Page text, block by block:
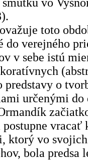
toto
do verejného
v sebe istú
predstavy o
určenými do
postupne
ktorý vo
bola predsa